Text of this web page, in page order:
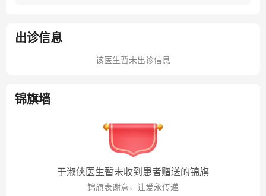
出诊信息
该医生暂未出诊信息
锦旗墙
于淑侠医生暂未收到患者赠送的锦旗
锦旗表谢意，让爱永传递